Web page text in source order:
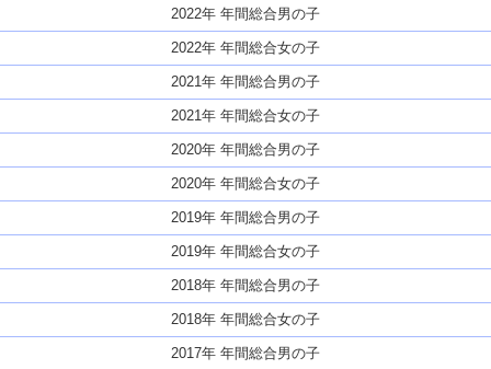
2022年 年間総合男の子
2022年 年間総合女の子
2021年 年間総合男の子
2021年 年間総合女の子
2020年 年間総合男の子
2020年 年間総合女の子
2019年 年間総合男の子
2019年 年間総合女の子
2018年 年間総合男の子
2018年 年間総合女の子
2017年 年間総合男の子